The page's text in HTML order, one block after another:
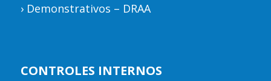
› Demonstrativos – DRAA
CONTROLES INTERNOS